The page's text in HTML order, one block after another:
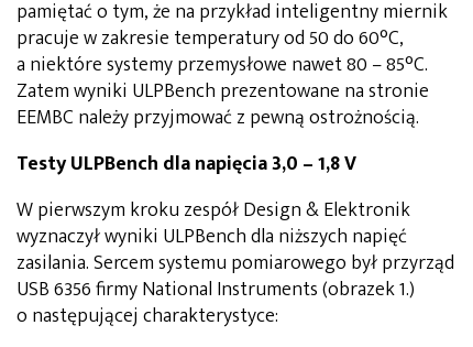
pamiętać o tym, że na przykład inteligentny miernik
pracuje w zakresie temperatury od 50 do 60°C,
a niektóre systemy przemysłowe nawet 80 – 85°C.
Zatem wyniki ULPBench prezentowane na stronie
EEMBC należy przyjmować z pewną ostrożnością.
Testy ULPBench dla napięcia 3,0 – 1,8 V
W pierwszym kroku zespół Design & Elektronik
wyznaczył wyniki ULPBench dla niższych napięć
zasilania. Sercem systemu pomiarowego był przyrząd
USB 6356 firmy National Instruments (obrazek 1.)
o następującej charakterystyce: